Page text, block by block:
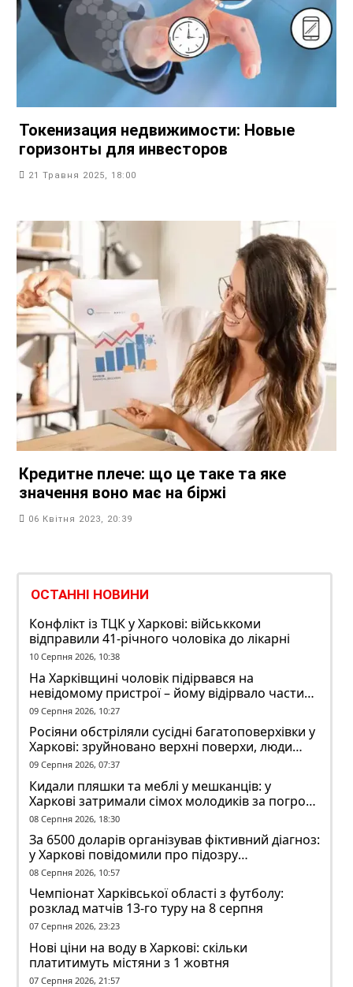
Токенизация недвижимости: Новые
горизонты для инвесторов
21 Травня 2025, 18:00
Кредитне плече: що це таке та яке
значення воно має на біржі
06 Квітня 2023, 20:39
ОСТАННІ НОВИНИ
Конфлікт із ТЦК у Харкові: військкоми
відправили 41-річного чоловіка до лікарні
10 Серпня 2026, 10:38
На Харківщині чоловік підірвався на
невідомому пристрої – йому відірвало частину
руки
09 Серпня 2026, 10:27
Росіяни обстріляли сусідні багатоповерхівки у
Харкові: зруйновано верхні поверхи, люди
заблоковані
09 Серпня 2026, 07:37
Кидали пляшки та меблі у мешканців: у
Харкові затримали сімох молодиків за погром
у гуртожитку
08 Серпня 2026, 18:30
За 6500 доларів організував фіктивний діагноз:
у Харкові повідомили про підозру
ексзавідувачу психлікарні
08 Серпня 2026, 10:57
Чемпіонат Харківської області з футболу:
розклад матчів 13-го туру на 8 серпня
07 Серпня 2026, 23:23
Нові ціни на воду в Харкові: скільки
платитимуть містяни з 1 жовтня
07 Серпня 2026, 21:57